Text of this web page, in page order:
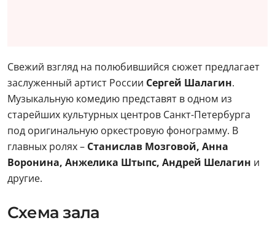
Свежий взгляд на полюбившийся сюжет предлагает
заслуженный артист России Сергей Шалагин.
Музыкальную комедию представят в одном из
старейших культурных центров Санкт-Петербурга
под оригинальную оркестровую фонограмму. В
главных ролях – Станислав Мозговой, Анна
Воронина, Анжелика Штыпс, Андрей Шелагин и
другие.
Схема зала